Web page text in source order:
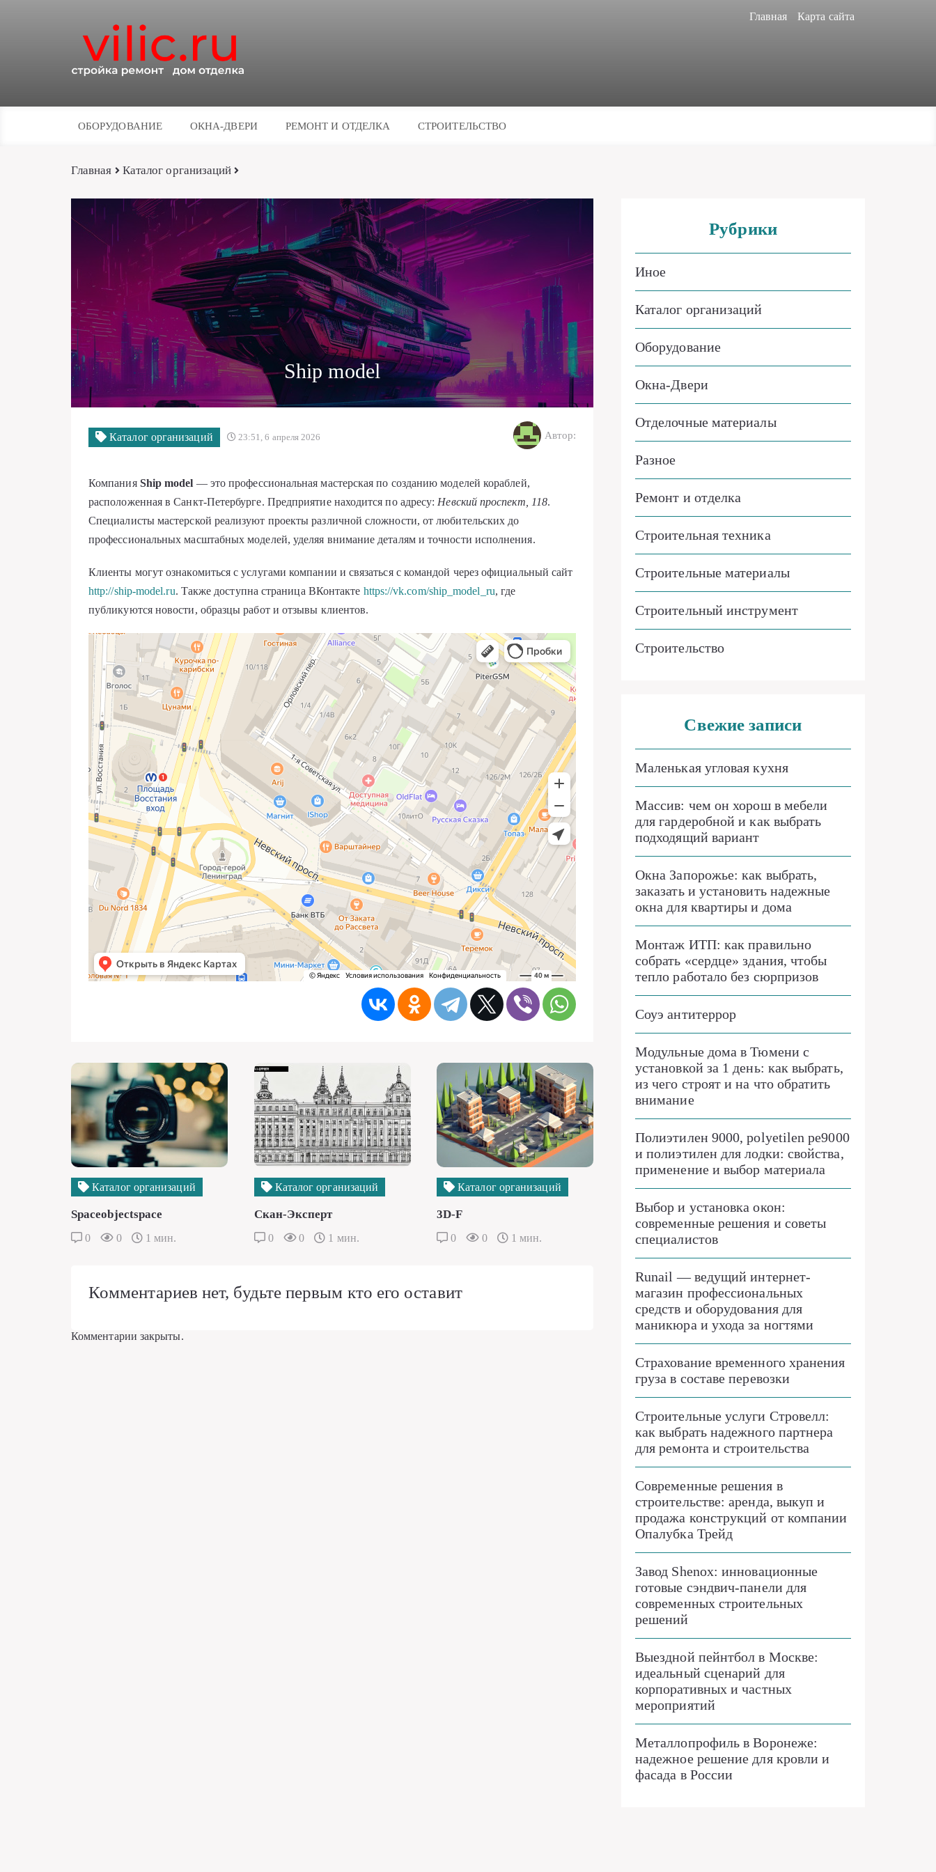
Главная Карта сайта
ОБОРУДОВАНИЕ ОКНА-ДВЕРИ РЕМОНТ И ОТДЕЛКА СТРОИТЕЛЬСТВО
Главная Каталог организаций
Ship model
Каталог организаций 23:51, 6 апреля 2026 Автор:
Компания Ship model — это профессиональная мастерская по созданию моделей кораблей,
расположенная в Санкт-Петербурге. Предприятие находится по адресу: Невский проспект, 118.
Специалисты мастерской реализуют проекты различной сложности, от любительских до
профессиональных масштабных моделей, уделяя внимание деталям и точности исполнения.
Клиенты могут ознакомиться с услугами компании и связаться с командой через официальный сайт
http://ship-model.ru. Также доступна страница ВКонтакте https://vk.com/ship_model_ru, где
публикуются новости, образцы работ и отзывы клиентов.
Каталог организаций
Spaceobjectspace
0 0 1 мин.
Каталог организаций
Скан-Эксперт
0 0 1 мин.
Каталог организаций
3D-F
0 0 1 мин.
Комментариев нет, будьте первым кто его оставит
Комментарии закрыты.
Рубрики
Иное
Каталог организаций
Оборудование
Окна-Двери
Отделочные материалы
Разное
Ремонт и отделка
Строительная техника
Строительные материалы
Строительный инструмент
Строительство
Свежие записи
Маленькая угловая кухня
Массив: чем он хорош в мебели
для гардеробной и как выбрать
подходящий вариант
Окна Запорожье: как выбрать,
заказать и установить надежные
окна для квартиры и дома
Монтаж ИТП: как правильно
собрать «сердце» здания, чтобы
тепло работало без сюрпризов
Соуэ антитеррор
Модульные дома в Тюмени с
установкой за 1 день: как выбрать,
из чего строят и на что обратить
внимание
Полиэтилен 9000, polyetilen pe9000
и полиэтилен для лодки: свойства,
применение и выбор материала
Выбор и установка окон:
современные решения и советы
специалистов
Runail — ведущий интернет-
магазин профессиональных
средств и оборудования для
маникюра и ухода за ногтями
Страхование временного хранения
груза в составе перевозки
Строительные услуги Стровелл:
как выбрать надежного партнера
для ремонта и строительства
Современные решения в
строительстве: аренда, выкуп и
продажа конструкций от компании
Опалубка Трейд
Завод Shenox: инновационные
готовые сэндвич-панели для
современных строительных
решений
Выездной пейнтбол в Москве:
идеальный сценарий для
корпоративных и частных
мероприятий
Металлопрофиль в Воронеже:
надежное решение для кровли и
фасада в России